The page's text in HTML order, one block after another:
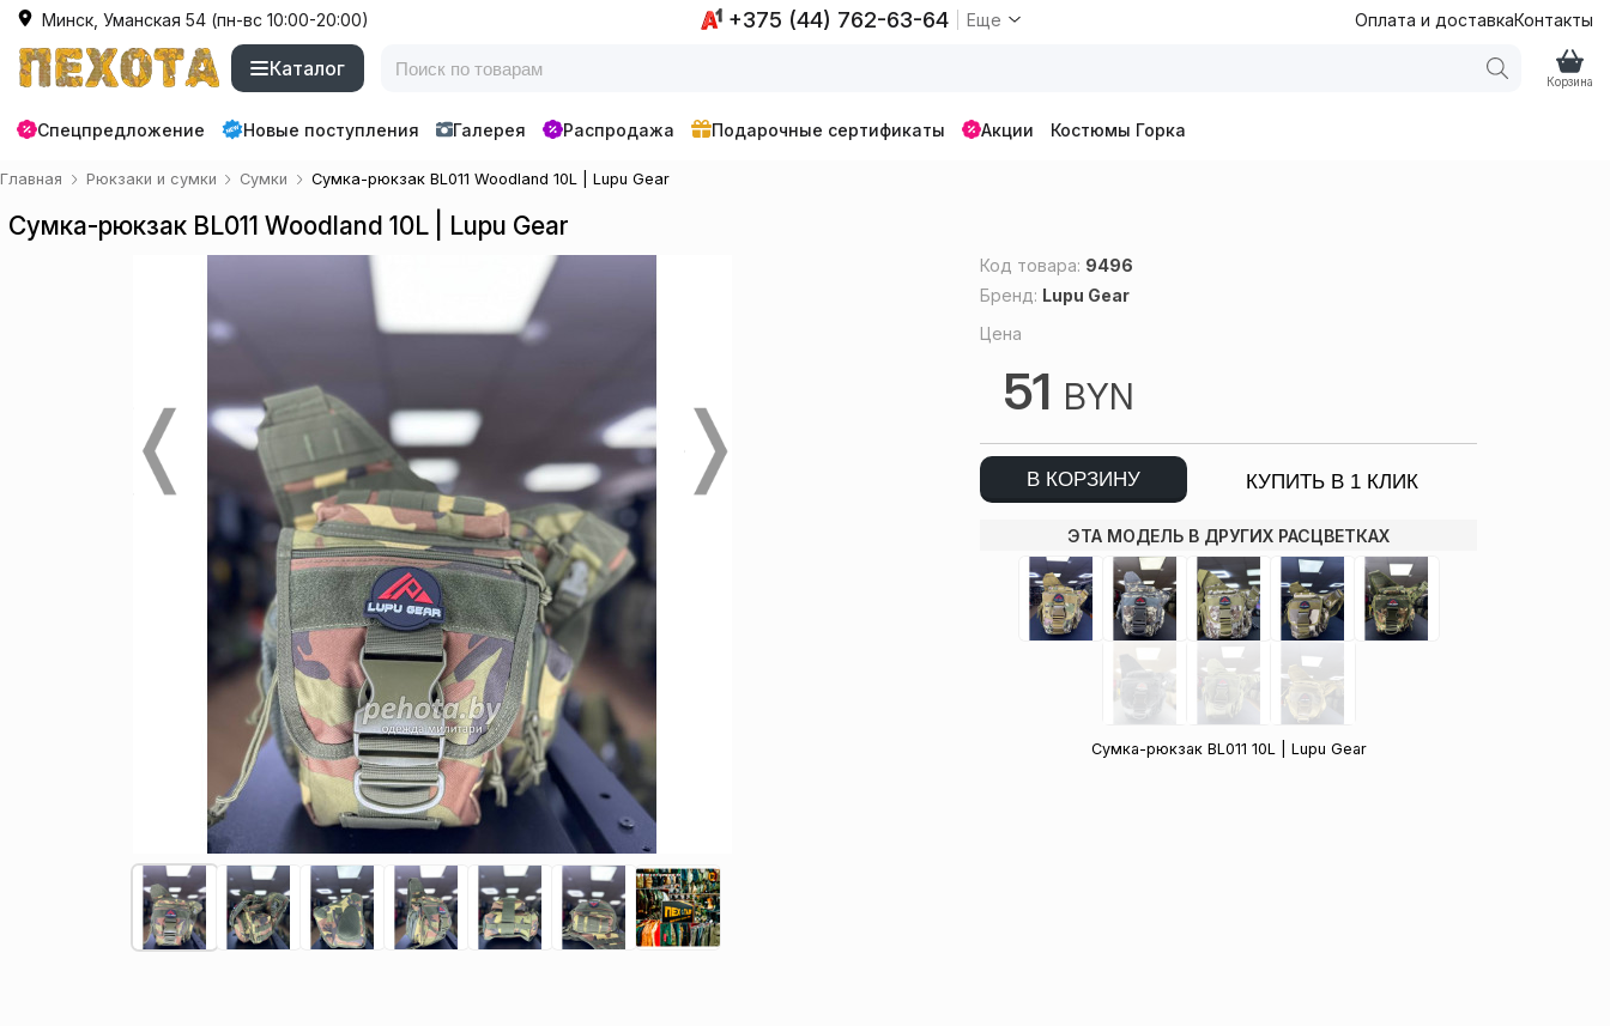
Минск, Уманская 54 (пн-вс 10:00-20:00) +375 (44) 762-63-64 Еще Оплата и доставкаКонтакты
Каталог
Корзина
Спецпредложение Новые поступления Галерея Распродажа Подарочные сертификаты Акции Костюмы Горка
Главная Рюкзаки и сумки Сумки Сумка-рюкзак BL011 Woodland 10L | Lupu Gear
Сумка-рюкзак BL011 Woodland 10L | Lupu Gear
Код товара: 9496
Бренд: Lupu Gear
Цена
51 BYN
В КОРЗИНУ КУПИТЬ В 1 КЛИК
ЭТА МОДЕЛЬ В ДРУГИХ РАСЦВЕТКАХ
Сумка-рюкзак BL011 10L | Lupu Gear